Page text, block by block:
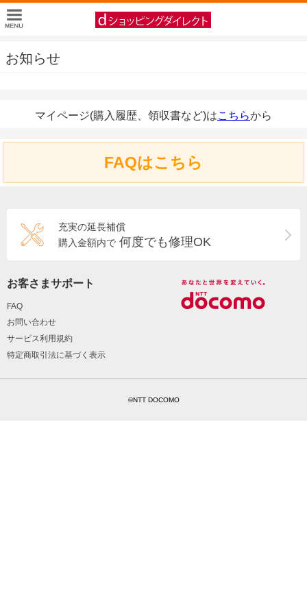
お知らせ
マイページ(購入履歴、領収書など)はこちらから
FAQはこちら
充実の延長補償
購入金額内で 何度でも修理OK
お客さまサポート
FAQ
お問い合わせ
サービス利用規約
特定商取引法に基づく表示
©NTT DOCOMO